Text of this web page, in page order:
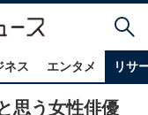
ネス エンタメ リサ
思う女性俳優